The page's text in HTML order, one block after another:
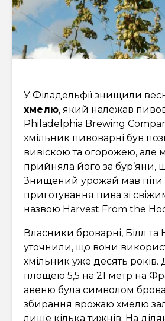
У Філадельфії знищили
хмелю, який належав
Philadelphia Brewing
хмільник пивоварні був
вивіскою та огорожею, але
прийняла його за бур’яни,
Знищений урожай мав піти
приготування пива зі
назвою Harvest From the
Власники броварні, Білл та
уточнили, що вони
хмільник уже десять років.
площею 5,5 на 21 метр на
авеню була символом
збирання врожаю хмелю
лише кілька тижнів. На